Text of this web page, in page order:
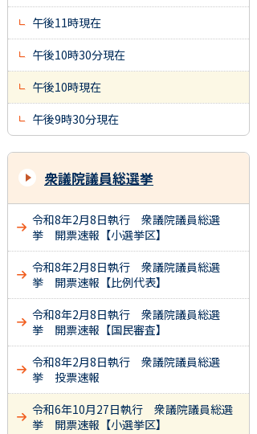
午後11時現在
午後10時30分現在
午後10時現在
午後9時30分現在
衆議院議員総選挙
令和8年2月8日執行 衆議院議員総選
挙 開票速報【小選挙区】
令和8年2月8日執行 衆議院議員総選
挙 開票速報【比例代表】
令和8年2月8日執行 衆議院議員総選
挙 開票速報【国民審査】
令和8年2月8日執行 衆議院議員総選
挙 投票速報
令和6年10月27日執行 衆議院議員総選
挙 開票速報【小選挙区】